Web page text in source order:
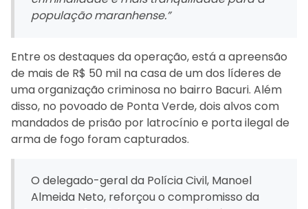
população maranhense.”
Entre os destaques da operação, está a apreensão
de mais de R$ 50 mil na casa de um dos líderes de
uma organização criminosa no bairro Bacuri. Além
disso, no povoado de Ponta Verde, dois alvos com
mandados de prisão por latrocínio e porta ilegal de
arma de fogo foram capturados.
O delegado-geral da Polícia Civil, Manoel
Almeida Neto, reforçou o compromisso da